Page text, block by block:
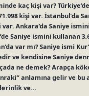
kaç kişi var?
kişi var. İstanbul’da
var. Ankara’da Saniye
Saniye ismini kullanan
var mı? Saniye ismi
ve kendisine Saniye
ne demek? Arapça
anlamına gelir ve bu
ve…